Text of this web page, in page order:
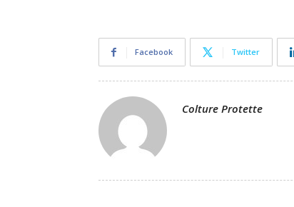
Facebook Twitter
Colture Protette